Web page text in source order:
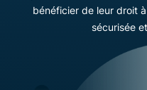
bénéficier de leur droit
sécurisée